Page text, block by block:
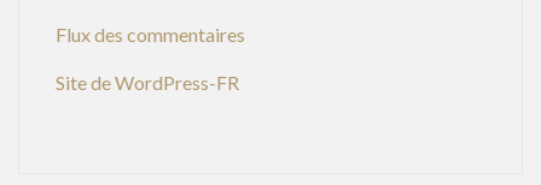
Flux des commentaires
Site de WordPress-FR